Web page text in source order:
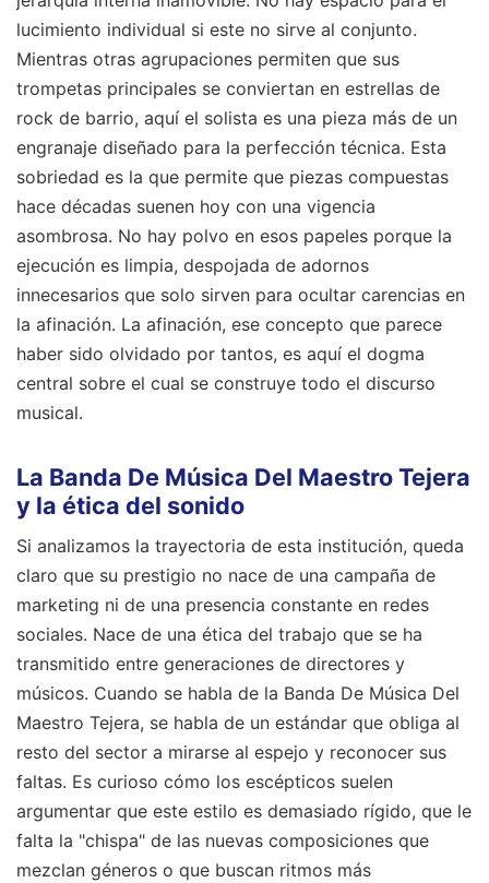
lucimiento individual si este no sirve al conjunto.
Mientras otras agrupaciones permiten que sus
trompetas principales se conviertan en estrellas de
rock de barrio, aquí el solista es una pieza más de un
engranaje diseñado para la perfección técnica. Esta
sobriedad es la que permite que piezas compuestas
hace décadas suenen hoy con una vigencia
asombrosa. No hay polvo en esos papeles porque la
ejecución es limpia, despojada de adornos
innecesarios que solo sirven para ocultar carencias en
la afinación. La afinación, ese concepto que parece
haber sido olvidado por tantos, es aquí el dogma
central sobre el cual se construye todo el discurso
musical.
La Banda De Música Del Maestro Tejera
y la ética del sonido
Si analizamos la trayectoria de esta institución, queda
claro que su prestigio no nace de una campaña de
marketing ni de una presencia constante en redes
sociales. Nace de una ética del trabajo que se ha
transmitido entre generaciones de directores y
músicos. Cuando se habla de la Banda De Música Del
Maestro Tejera, se habla de un estándar que obliga al
resto del sector a mirarse al espejo y reconocer sus
faltas. Es curioso cómo los escépticos suelen
argumentar que este estilo es demasiado rígido, que le
falta la "chispa" de las nuevas composiciones que
mezclan géneros o que buscan ritmos más